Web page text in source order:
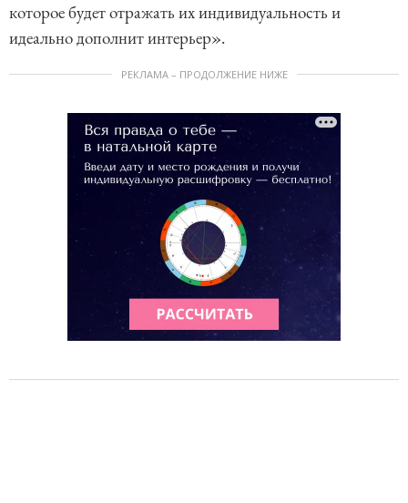
которое будет отражать их индивидуальность и
идеально дополнит интерьер».
РЕКЛАМА – ПРОДОЛЖЕНИЕ НИЖЕ